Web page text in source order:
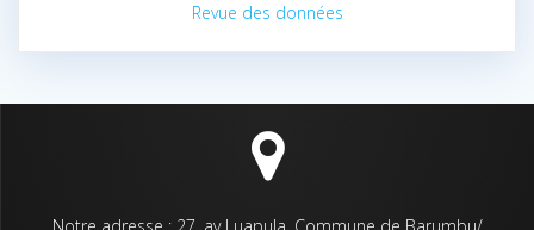
Revue des données